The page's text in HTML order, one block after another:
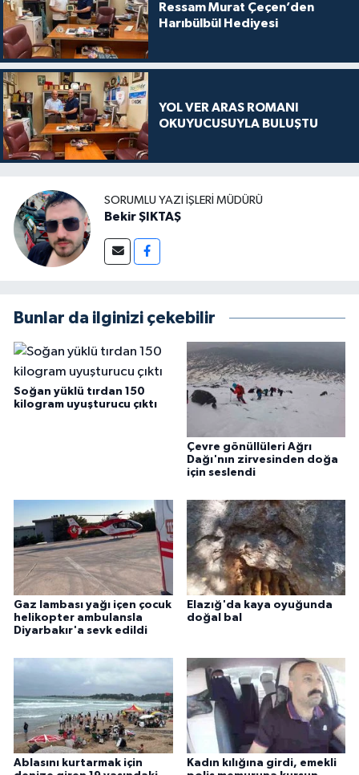
Ressam Murat Çeçen’den
Harıbülbül Hediyesi
YOL VER ARAS ROMANI
OKUYUCUSUYLA BULUŞTU
SORUMLU YAZI İŞLERI MÜDÜRÜ
Bekir ŞIKTAŞ
Bunlar da ilginizi çekebilir
Soğan yüklü tırdan 150
kilogram uyuşturucu çıktı
Çevre gönüllüleri Ağrı
Dağı'nın zirvesinden doğa
için seslendi
Gaz lambası yağı içen çocuk
helikopter ambulansla
Diyarbakır'a sevk edildi
Elazığ'da kaya oyuğunda
doğal bal
Ablasını kurtarmak için
Kadın kılığına girdi, emekli